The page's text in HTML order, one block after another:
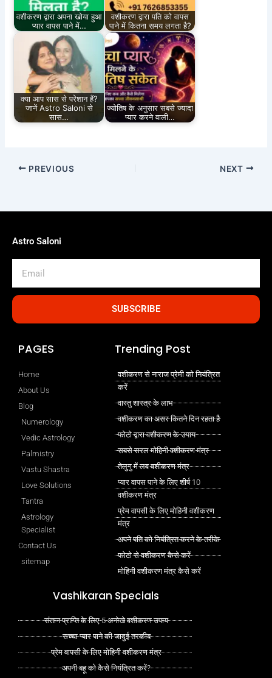
वशीकरण द्वारा अपना खोया हुआ
प्यार वापस पाने में…
वशीकरण द्वारा पति को वापस
पाने में कितना समय लगता है?
क्या आप सास से परेशान हैं?
जानें Astro Saloni से
सास…
ज्योतिष के अनुसार सबसे ज्यादा
प्यार करने वाली…
PREVIOUS NEXT
Astro Saloni
SUBSCRIBE
PAGES
Home
About Us
Blog
Numerology
Vedic Astrology
Palmistry
Vastu Shastra
Love Solutions
Tantra
Astrology
Specialist
Contact Us
sitemap
Trending Post
वशीकरण से नाराज प्रेमी को नियंत्रित
करें
वास्तु शास्त्र के लाभ
वशीकरण का असर कितने दिन रहता है
फोटो द्वारा वशीकरण के उपाय
सबसे सरल मोहिनी वशीकरण मंत्र
तेलुगु में लव वशीकरण मंत्र
प्यार वापस पाने के लिए शीर्ष 10
वशीकरण मंत्र
प्रेम वापसी के लिए मोहिनी वशीकरण
मंत्र
अपने पति को नियंत्रित करने के तरीके
फोटो से वशीकरण कैसे करें
मोहिनी वशीकरण मंत्र कैसे करें
Vashikaran Specials
संतान प्राप्ति के लिए 5 अनोखे वशीकरण उपाय
सच्चा प्यार पाने की जादुई तरकीब
प्रेम वापसी के लिए मोहिनी वशीकरण मंत्र
अपनी बहू को कैसे नियंत्रित करें?